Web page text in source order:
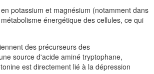
potassium et magnésium (notamment dans
énergétique des cellules, ce qui
des précurseurs des
source d'acide aminé tryptophane,
est directement lié à la dépression